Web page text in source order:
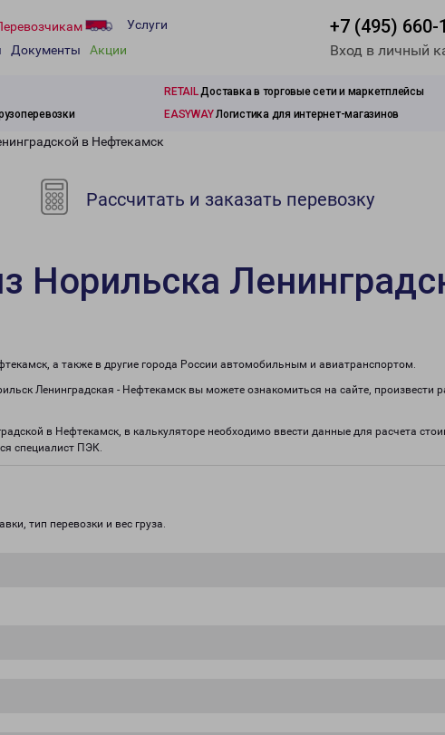
Услуги
Документы Акции
+7 (495) 660-
Вход в личный
RETAILДоставка в торговые сети и маркетплейсы
EASYWAYЛогистика для интернет-магазинов
в Нефтекамск
Рассчитать и заказать перевозку
Норильска
а также в другие города России автомобильным и авиатранспортом.
Ленинградская - Нефтекамск вы можете ознакомиться на сайте, произвести
в Нефтекамск, в калькуляторе необходимо ввести данные для расчета
специалист ПЭК.
тип перевозки и вес груза.